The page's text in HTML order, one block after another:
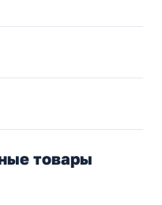
товары